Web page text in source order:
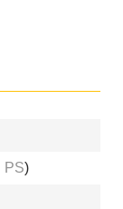
PS)